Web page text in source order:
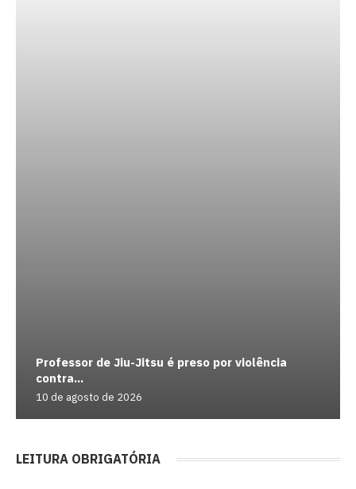
Professor de Jiu-Jitsu é preso por violência
contra...
10 de agosto de 2026
LEITURA OBRIGATÓRIA